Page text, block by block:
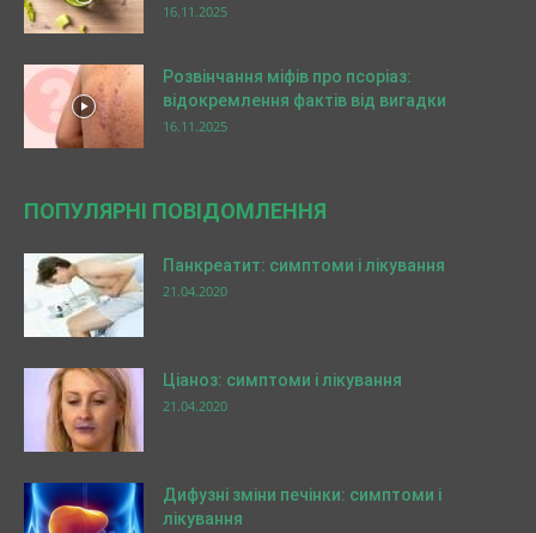
16.11.2025
Розвінчання міфів про псоріаз:
відокремлення фактів від вигадки
16.11.2025
ПОПУЛЯРНІ ПОВІДОМЛЕННЯ
Панкреатит: симптоми і лікування
21.04.2020
Ціаноз: симптоми і лікування
21.04.2020
Дифузні зміни печінки: симптоми і
лікування